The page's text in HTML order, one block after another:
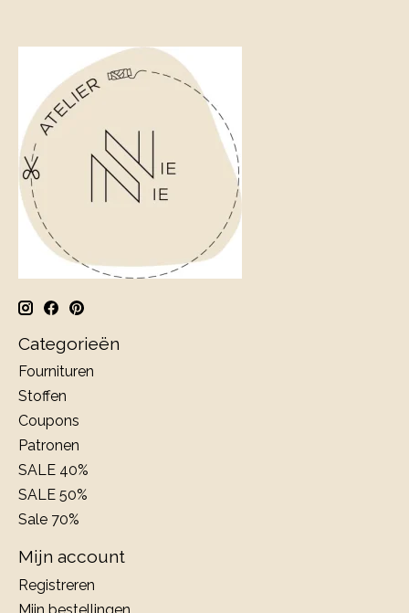
Categorieën
Fournituren
Stoffen
Coupons
Patronen
SALE 40%
SALE 50%
Sale 70%
Mijn account
Registreren